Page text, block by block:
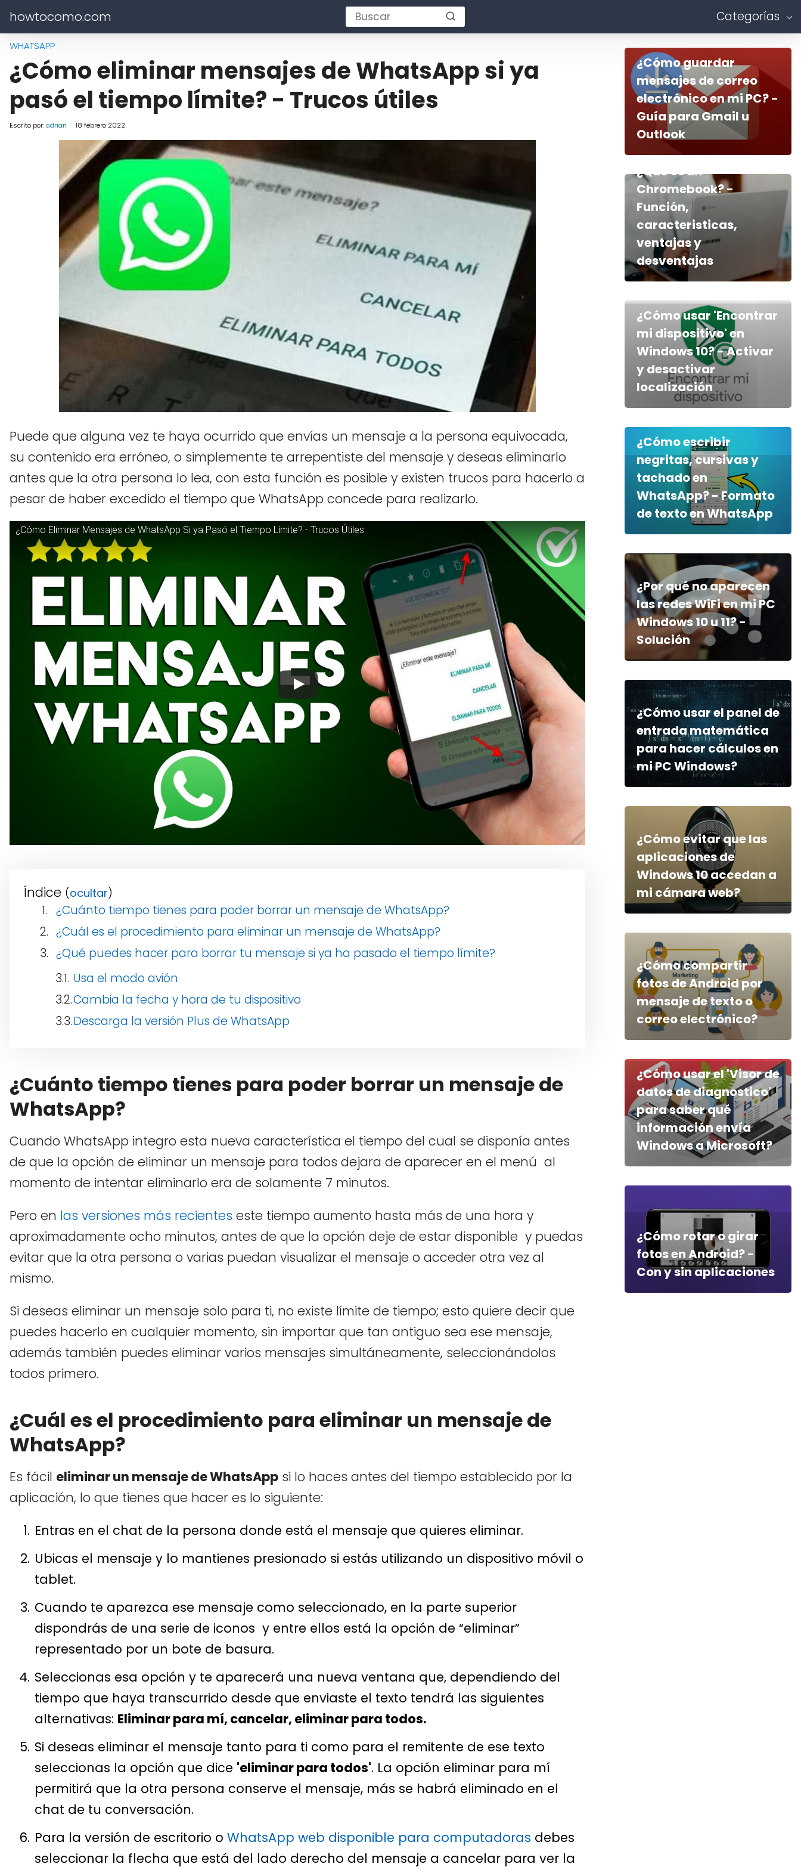
howtocomo.com Categorías
WHATSAPP
¿Cómo eliminar mensajes de WhatsApp si ya
pasó el tiempo límite? - Trucos útiles
Escrito por:adrian 18 febrero 2022
Puede que alguna vez te haya ocurrido que envías un mensaje a la persona equivocada,
su contenido era erróneo, o simplemente te arrepentiste del mensaje y deseas eliminarlo
antes que la otra persona lo lea, con esta función es posible y existen trucos para hacerlo a
pesar de haber excedido el tiempo que WhatsApp concede para realizarlo.
¿Cómo Eliminar Mensajes de WhatsApp Si ya Pasó el Tiempo Límite? - Trucos Útiles
Índice ( )
¿Cuánto tiempo tienes para poder borrar un mensaje de WhatsApp?
¿Cuál es el procedimiento para eliminar un mensaje de WhatsApp?
¿Qué puedes hacer para borrar tu mensaje si ya ha pasado el tiempo límite?
Usa el modo avión
Cambia la fecha y hora de tu dispositivo
Descarga la versión Plus de WhatsApp
¿Cuánto tiempo tienes para poder borrar un mensaje de
WhatsApp?
Cuando WhatsApp integro esta nueva característica el tiempo del cual se disponía antes
de que la opción de eliminar un mensaje para todos dejara de aparecer en el menú al
momento de intentar eliminarlo era de solamente 7 minutos.
Pero en las versiones más recientes este tiempo aumento hasta más de una hora y
aproximadamente ocho minutos, antes de que la opción deje de estar disponible y puedas
evitar que la otra persona o varias puedan visualizar el mensaje o acceder otra vez al
mismo.
Si deseas eliminar un mensaje solo para ti, no existe límite de tiempo; esto quiere decir que
puedes hacerlo en cualquier momento, sin importar que tan antiguo sea ese mensaje,
además también puedes eliminar varios mensajes simultáneamente, seleccionándolos
todos primero.
¿Cuál es el procedimiento para eliminar un mensaje de
WhatsApp?
Es fácil eliminar un mensaje de WhatsApp si lo haces antes del tiempo establecido por la
aplicación, lo que tienes que hacer es lo siguiente:
Entras en el chat de la persona donde está el mensaje que quieres eliminar.
Ubicas el mensaje y lo mantienes presionado si estás utilizando un dispositivo móvil o
tablet.
Cuando te aparezca ese mensaje como seleccionado, en la parte superior
dispondrás de una serie de iconos y entre ellos está la opción de “eliminar”
representado por un bote de basura.
Seleccionas esa opción y te aparecerá una nueva ventana que, dependiendo del
tiempo que haya transcurrido desde que enviaste el texto tendrá las siguientes
alternativas: Eliminar para mí, cancelar, eliminar para todos.
Si deseas eliminar el mensaje tanto para ti como para el remitente de ese texto
seleccionas la opción que dice 'eliminar para todos'. La opción eliminar para mí
permitirá que la otra persona conserve el mensaje, más se habrá eliminado en el
chat de tu conversación.
Para la versión de escritorio o WhatsApp web disponible para computadoras debes
seleccionar la flecha que está del lado derecho del mensaje a cancelar para ver la
¿Cómo guardar
mensajes de correo
electrónico en mi PC? -
Guía para Gmail u
Outlook
¿Qué es un
Chromebook? -
Función,
caracteristicas,
ventajas y
desventajas
¿Cómo usar 'Encontrar
mi dispositivo' en
Windows 10? - Activar
y desactivar
localización
¿Cómo escribir
negritas, cursivas y
tachado en
WhatsApp? - Formato
de texto en WhatsApp
¿Por qué no aparecen
las redes WiFi en mi PC
Windows 10 u 11? -
Solución
¿Cómo usar el panel de
entrada matemática
para hacer cálculos en
mi PC Windows?
¿Cómo evitar que las
aplicaciones de
Windows 10 accedan a
mi cámara web?
¿Cómo compartir
fotos de Android por
mensaje de texto o
correo electrónico?
¿Cómo usar el 'Visor de
datos de diagnostico'
para saber qué
información envía
Windows a Microsoft?
¿Cómo rotar o girar
fotos en Android? -
Con y sin aplicaciones